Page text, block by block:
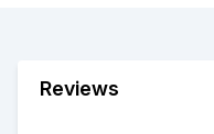
Reviews